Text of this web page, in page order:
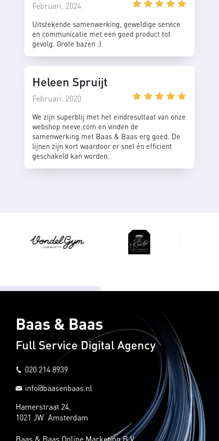
Februari, 2024
Uitstekende samenwerking, geweldige service
en communicatie met een goed product tot
gevolg. Grote bazen :)
Heleen Spruijt
Februari, 2020
We zijn superblij met het eindresultaat van onze
webshop neeve.com en vinden de
samenwerking met Baas & Baas erg goed. De
lijnen zijn kort waardoor er snel én efficient
geschakeld kan worden.
Baas & Baas
Full Service Digital Agency
020 214 8939
info@baasenbaas.nl
Hamerstraat 24,
1021 JW Amsterdam